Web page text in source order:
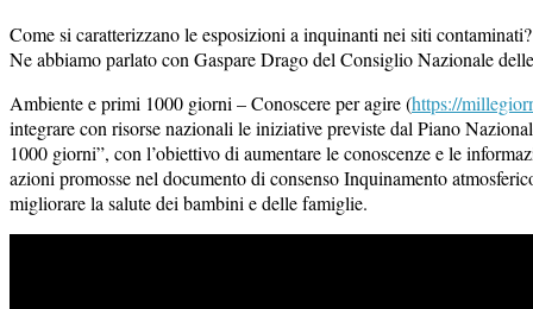
Come si caratterizzano le esposizioni a inquinanti nei siti
Ne abbiamo parlato con Gaspare Drago del Consiglio Nazionale
Ambiente e primi 1000 giorni – Conoscere per agire (https://
integrare con risorse nazionali le iniziative previste dal Piano
1000 giorni”, con l’obiettivo di aumentare le conoscenze e le
azioni promosse nel documento di consenso Inquinamento
migliorare la salute dei bambini e delle famiglie.